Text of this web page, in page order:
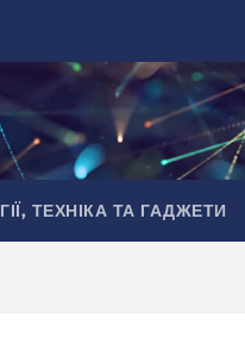
ТЕХНІКА ТА ГАДЖЕТИ